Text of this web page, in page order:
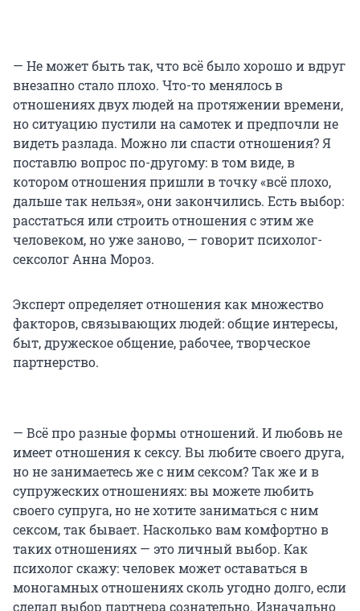
— Не может быть так, что всё было хорошо и вдруг
внезапно стало плохо. Что-то менялось в
отношениях двух людей на протяжении времени,
но ситуацию пустили на самотек и предпочли не
видеть разлада. Можно ли спасти отношения? Я
поставлю вопрос по-другому: в том виде, в
котором отношения пришли в точку «всё плохо,
дальше так нельзя», они закончились. Есть выбор:
расстаться или строить отношения с этим же
человеком, но уже заново, — говорит психолог-
сексолог Анна Мороз.
Эксперт определяет отношения как множество
факторов, связывающих людей: общие интересы,
быт, дружеское общение, рабочее, творческое
партнерство.
— Всё про разные формы отношений. И любовь не
имеет отношения к сексу. Вы любите своего друга,
но не занимаетесь же с ним сексом? Так же и в
супружеских отношениях: вы можете любить
своего супруга, но не хотите заниматься с ним
сексом, так бывает. Насколько вам комфортно в
таких отношениях — это личный выбор. Как
психолог скажу: человек может оставаться в
моногамных отношениях сколь угодно долго, если
сделал выбор партнера сознательно. Изначально